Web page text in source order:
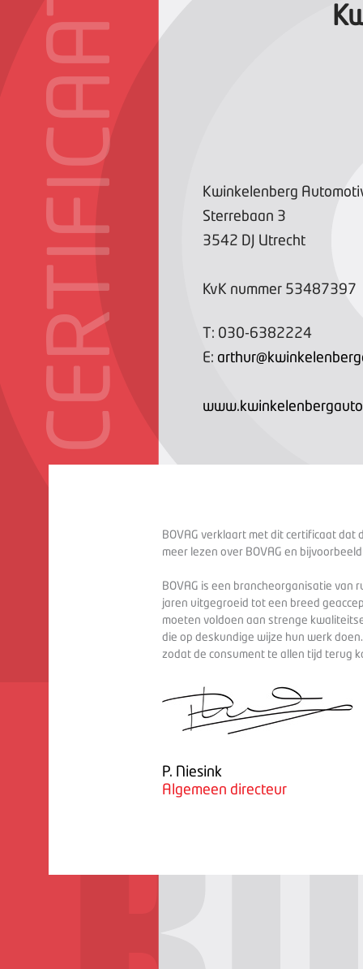
CERTIFICAAT
Kwinkelenberg
Sterrebaan 3
3542 DJ Utrecht
KvK nummer 53487397
T: 030-6382224
E:
BOVAG verklaart met dit certificaat dat
meer lezen over BOVAG en
BOVAG is een brancheorganisatie van
jaren uitgegroeid tot een breed
moeten voldoen aan strenge
die op deskundige wijze hun werk
zodat de consument te allen tijd terug
P. Niesink
Algemeen directeur